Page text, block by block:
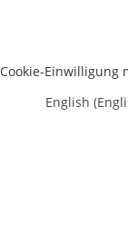
Cookie-Einwilligung
English (